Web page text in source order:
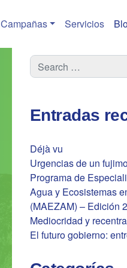
Campañas Servicios
Entradas
Déjà vu
Urgencias de un
Programa de
Agua y Ecosistemas
(MAEZAM) – Edición
Mediocridad y
El futuro gobierno: